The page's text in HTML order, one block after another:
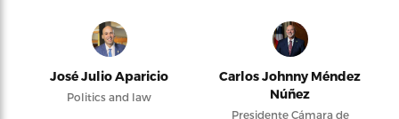
José Julio Aparicio
Politics and law
Carlos Johnny Méndez
Núñez
Presidente Cámara de